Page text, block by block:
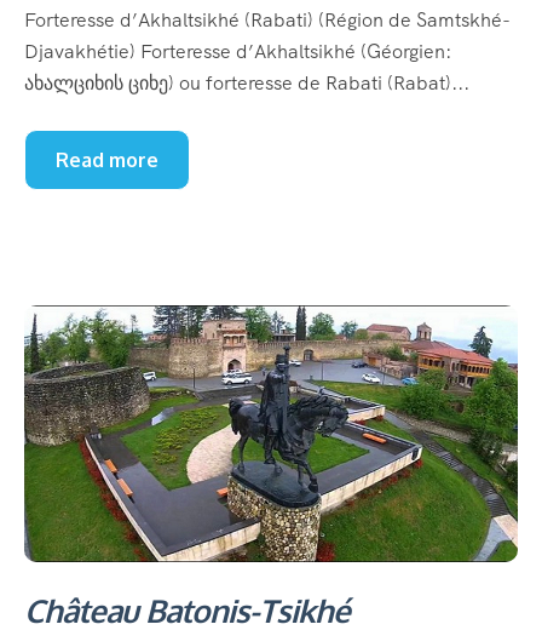
Forteresse d’Akhaltsikhé (Rabati) (Région de Samtskhé-
Djavakhétie) Forteresse d’Akhaltsikhé (Géorgien:
ახალციხის ციხე) ou forteresse de Rabati (Rabat)...
Read more
Château Batonis-Tsikhé